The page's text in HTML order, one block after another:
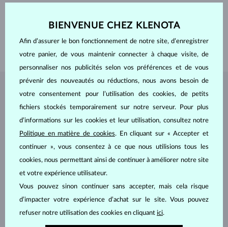
BIJOUX DEL'ATELIER KLENOTA
BIENVENUE CHEZ KLENOTA
Afin d’assurer le bon fonctionnement de notre site, d’enregistrer
votre panier, de vous maintenir connecter à chaque visite, de
personnaliser nos publicités selon vos préférences et de vous
prévenir des nouveautés ou réductions, nous avons besoin de
votre consentement pour l’utilisation des cookies, de petits
fichiers stockés temporairement sur notre serveur. Pour plus
d’informations sur les cookies et leur utilisation, consultez notre
Politique en matière de cookies. En cliquant sur « Accepter et
continuer », vous consentez à ce que nous utilisions tous les
cookies, nous permettant ainsi de continuer à améliorer notre site
et votre expérience utilisateur.
Vous pouvez sinon continuer sans accepter, mais cela risque
d’impacter votre expérience d’achat sur le site. Vous pouvez
refuser notre utilisation des cookies en cliquant ici.